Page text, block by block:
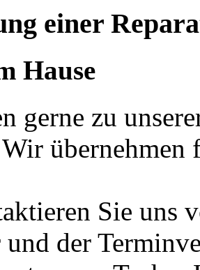
einer
Hause
gerne zu
Sie uns
und der